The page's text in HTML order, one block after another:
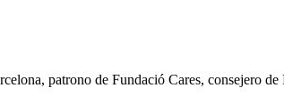
patrono de Fundació Cares, consejero